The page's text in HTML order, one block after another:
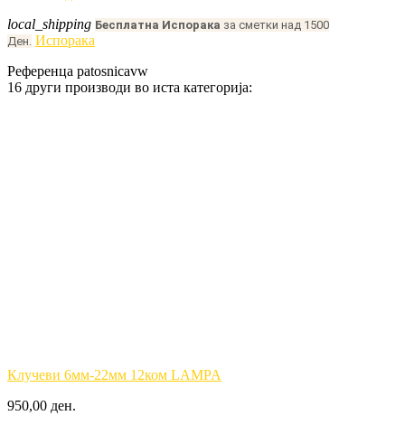
local_shipping Бесплатна Испорака за сметки над 1500
Ден. Испорака
Референца patosnicavw
16 други производи во иста категорија:
Клучеви 6мм-22мм 12ком LAMPA
950,00 ден.